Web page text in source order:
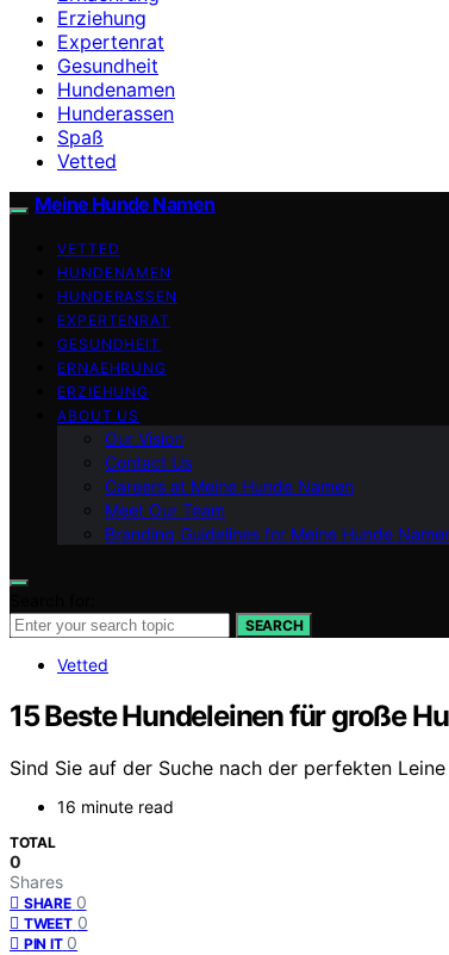
Erziehung
Expertenrat
Gesundheit
Hundenamen
Hunderassen
Spaß
Vetted
Meine Hunde Namen
VETTED
HUNDENAMEN
HUNDERASSEN
EXPERTENRAT
GESUNDHEIT
ERNAEHRUNG
ERZIEHUNG
ABOUT US
Our Vision
Contact Us
Careers at Meine Hunde Namen
Meet Our Team
Branding Guidelines for Meine Hunde
SEARCH
Vetted
15 Beste Hundeleinen für große
Sind Sie auf der Suche nach der perfekten
16 minute read
TOTAL
0
Shares
SHARE 0
TWEET 0
PIN IT 0